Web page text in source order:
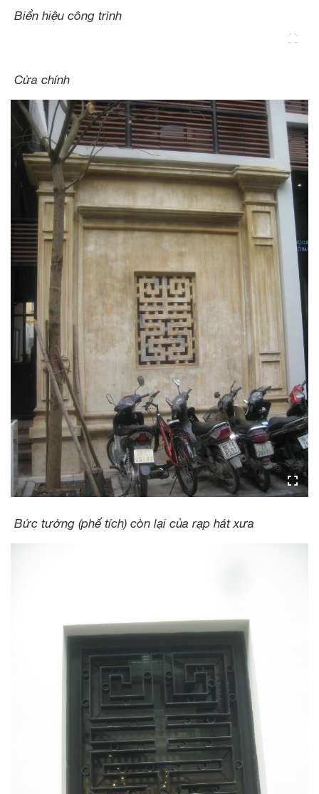
Biển hiệu công trình
Cửa chính
Bức tường (phế tích) còn lại của rạp hát xưa